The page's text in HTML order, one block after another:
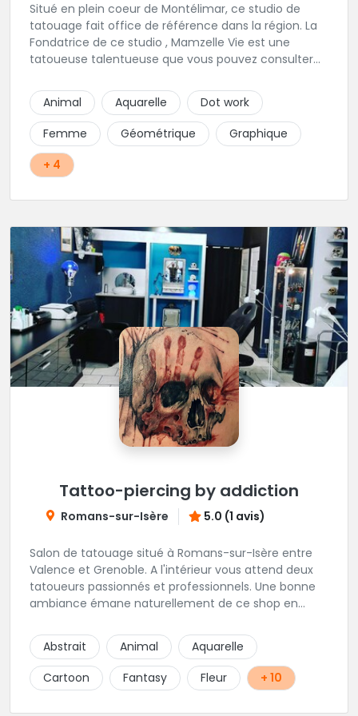
Situé en plein coeur de Montélimar, ce studio de
tatouage fait office de référence dans la région. La
Fondatrice de ce studio , Mamzelle Vie est une
tatoueuse talentueuse que vous pouvez consulter
Animal
Aquarelle
Dot work
Femme
Géométrique
Graphique
+ 4
Tattoo-piercing by addiction
Romans-sur-Isère 5.0 (1 avis)
Salon de tatouage situé à Romans-sur-Isère entre
Valence et Grenoble. A l'intérieur vous attend deux
tatoueurs passionnés et professionnels. Une bonne
ambiance émane naturellement de ce shop en
Abstrait
Animal
Aquarelle
Cartoon
Fantasy Fleur + 10